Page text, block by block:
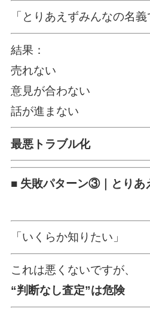
「とりあえずみんなの名義
結果：
売れない
意見が合わない
話が進まない
最悪トラブル化
■ 失敗パターン③｜とりあ
「いくらか知りたい」
これは悪くないですが、
“判断なし査定”は危険